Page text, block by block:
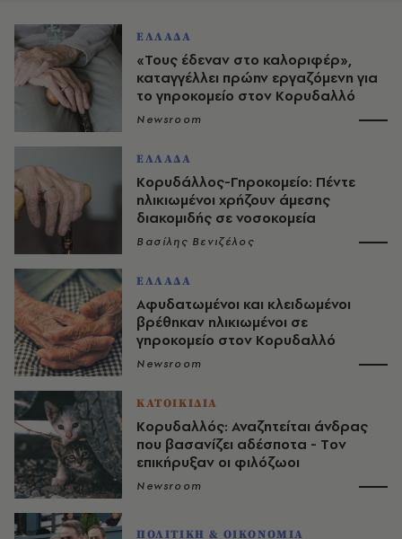
ΕΛΛΑΔΑ
«Τους έδεναν στο καλοριφέρ»,
καταγγέλλει πρώην εργαζόμενη για
το γηροκομείο στον Κορυδαλλό
Newsroom
ΕΛΛΑΔΑ
Κορυδάλλος-Γηροκομείο: Πέντε
ηλικιωμένοι χρήζουν άμεσης
διακομιδής σε νοσοκομεία
Βασίλης Βενιζέλος
ΕΛΛΑΔΑ
Αφυδατωμένοι και κλειδωμένοι
βρέθηκαν ηλικιωμένοι σε
γηροκομείο στον Κορυδαλλό
Newsroom
ΚΑΤΟΙΚΙΔΙΑ
Κορυδαλλός: Αναζητείται άνδρας
που βασανίζει αδέσποτα - Tον
επικήρυξαν οι φιλόζωοι
Newsroom
ΠΟΛΙΤΙΚΗ & ΟΙΚΟΝΟΜΙΑ